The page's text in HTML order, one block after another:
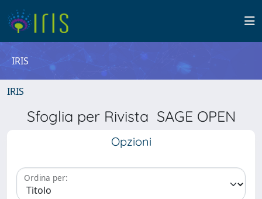
IRIS
IRIS
Sfoglia per Rivista SAGE OPEN
Opzioni
Ordina per: